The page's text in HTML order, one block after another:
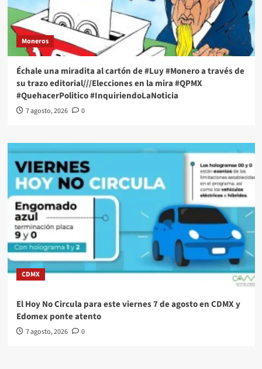
Moneros
Échale una miradita al cartón de #Luy #Monero a través de
su trazo editorial///Elecciones en la mira #QPMX
#QuehacerPolitico #InquiriendoLaNoticia
7 agosto, 2026 0
CDMX
El Hoy No Circula para este viernes 7 de agosto en CDMX y
Edomex ponte atento
7 agosto, 2026 0